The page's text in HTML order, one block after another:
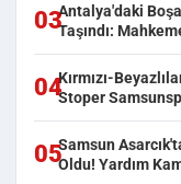
03Antalya'daki
Taşındı:
04Kırmızı-
Stoper
05Samsun
Oldu! Yardım